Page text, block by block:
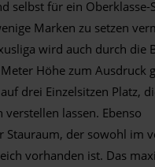
selbst für ein Oberklasse-
Marken zu setzen
wird auch durch die
Höhe zum Ausdruck
drei Einzelsitzen Platz,
lassen. Ebenso
Stauraum, der sowohl im
vorhanden ist. Das